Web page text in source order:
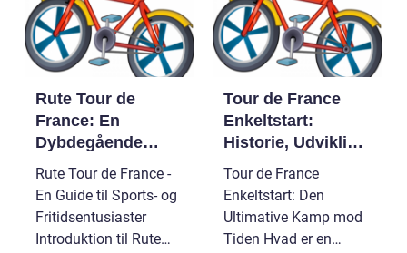
Rute Tour de
France: En
Dybdegående
Analyse
Rute Tour de France -
En Guide til Sports- og
Fritidsentusiaster
Introduktion til Rute
Tour de France
Enkeltstart:
Historie, Udvikling
og Vigtige Detaljer
Tour de France
Enkeltstart: Den
Ultimative Kamp mod
Tiden Hvad er en